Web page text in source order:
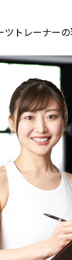
トレーナー